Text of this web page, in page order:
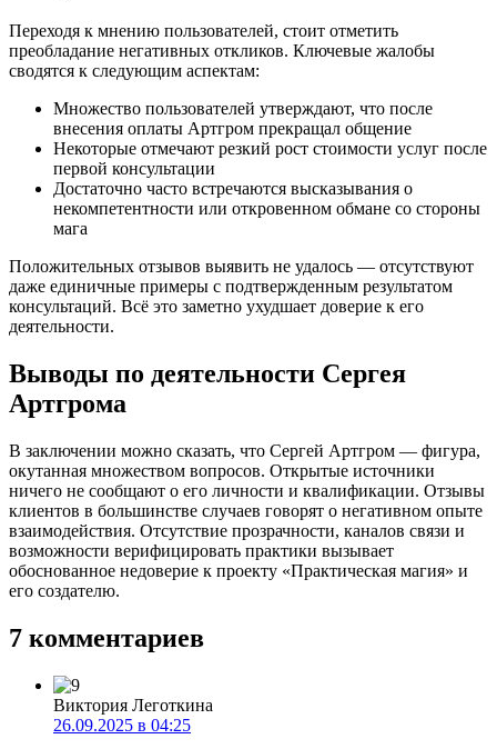
Переходя к мнению пользователей, стоит отметить
преобладание негативных откликов. Ключевые жалобы
сводятся к следующим аспектам:
Множество пользователей утверждают, что после
внесения оплаты Артгром прекращал общение
Некоторые отмечают резкий рост стоимости услуг после
первой консультации
Достаточно часто встречаются высказывания о
некомпетентности или откровенном обмане со стороны
мага
Положительных отзывов выявить не удалось — отсутствуют
даже единичные примеры с подтвержденным результатом
консультаций. Всё это заметно ухудшает доверие к его
деятельности.
Выводы по деятельности Сергея
Артгрома
В заключении можно сказать, что Сергей Артгром — фигура,
окутанная множеством вопросов. Открытые источники
ничего не сообщают о его личности и квалификации. Отзывы
клиентов в большинстве случаев говорят о негативном опыте
взаимодействия. Отсутствие прозрачности, каналов связи и
возможности верифицировать практики вызывает
обоснованное недоверие к проекту «Практическая магия» и
его создателю.
7 комментариев
Виктория Леготкина
26.09.2025 в 04:25